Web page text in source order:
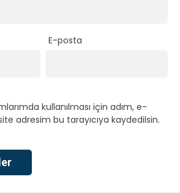
E-posta
kullanılması için adım, e-
adresim bu tarayıcıya kaydedilsin.